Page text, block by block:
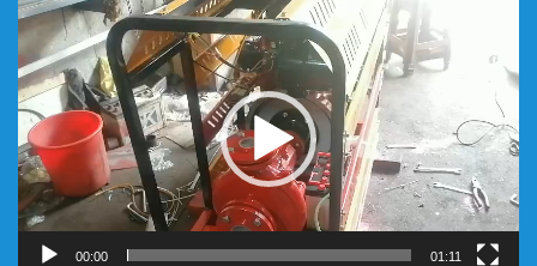
Trình
chơi
Video
00:00 01:11